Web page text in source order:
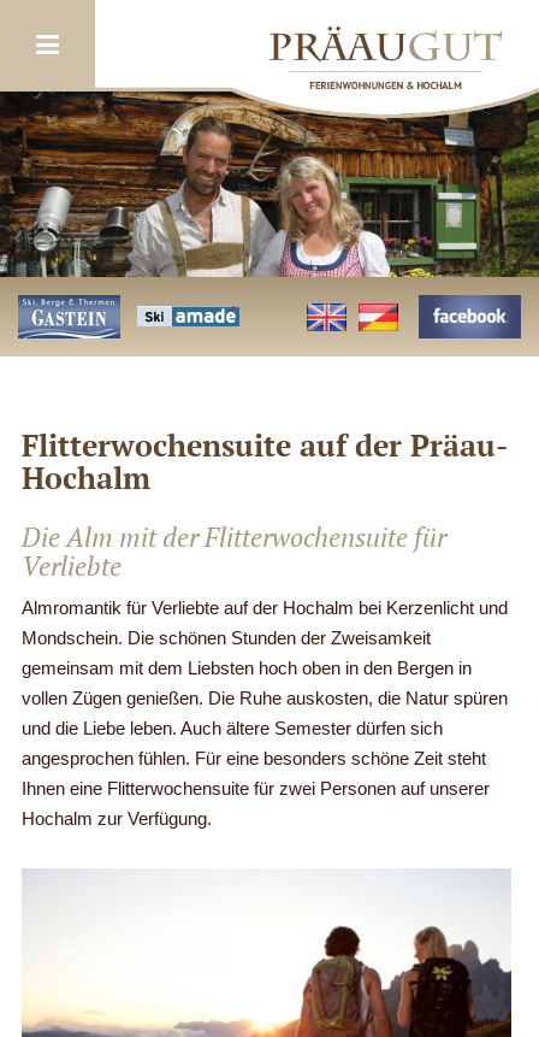
<
>
Flitterwochensuite auf der Präau-
Hochalm
Die Alm mit der Flitterwochensuite für
Verliebte
Almromantik für Verliebte auf der Hochalm bei Kerzenlicht und
Mondschein. Die schönen Stunden der Zweisamkeit
gemeinsam mit dem Liebsten hoch oben in den Bergen in
vollen Zügen genießen. Die Ruhe auskosten, die Natur spüren
und die Liebe leben. Auch ältere Semester dürfen sich
angesprochen fühlen. Für eine besonders schöne Zeit steht
Ihnen eine Flitterwochensuite für zwei Personen auf unserer
Hochalm zur Verfügung.